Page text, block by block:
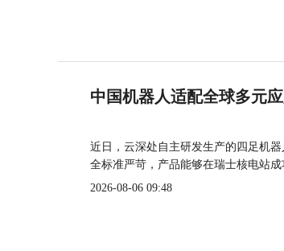
中国机器人适配全球多元
近日，云深处自主研发生产的四足机
全标准严苛，产品能够在瑞士核电站
2026-08-06 09:48